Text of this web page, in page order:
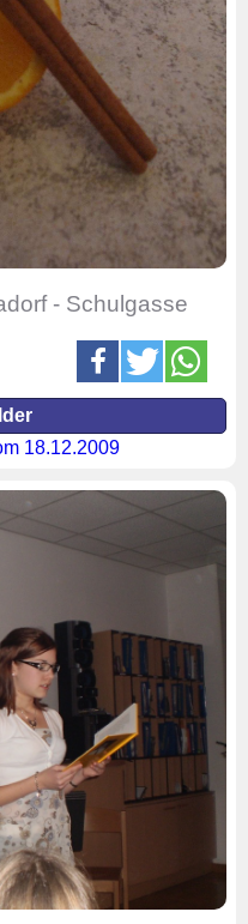
- Schulgasse
18.12.2009